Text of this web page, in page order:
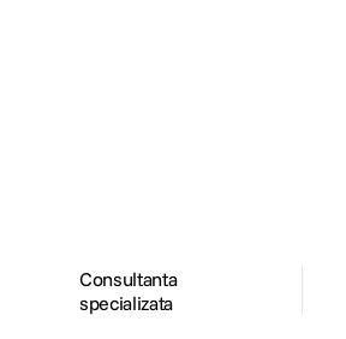
Consultanta
specializata